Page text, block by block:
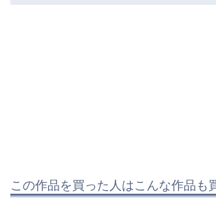
この作品を買った人はこんな作品も